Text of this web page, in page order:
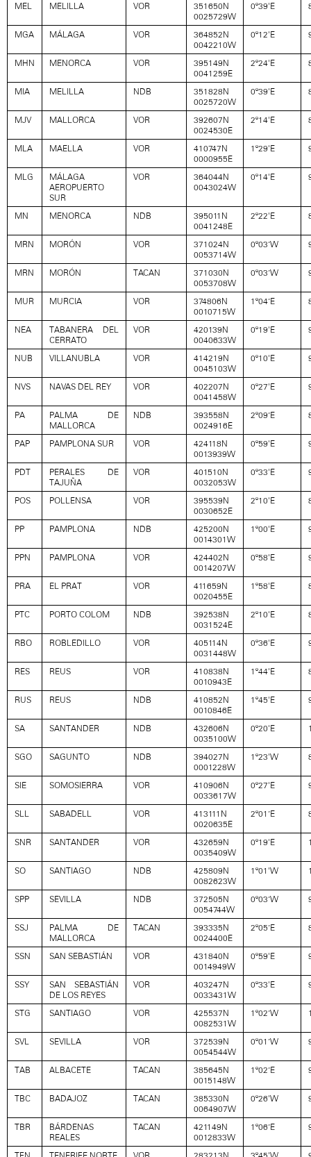
MEL MELILLA VOR
351650N
0025729W
0º39'E
MGA MÁLAGA VOR
364852N
0042210W
0º12'E
MHN MENORCA VOR
395149N
0041259E
2º24'E
MIA MELILLA NDB
351828N
0025720W
0º39'E
MJV MALLORCA VOR
392607N
0024530E
2º14'E
MLA MAELLA VOR
410747N
0000955E
1º29'E
MLG
MÁLAGA
AEROPUERTO
SUR
VOR
364044N
0043024W
0º14'E
MN MENORCA NDB
395011N
0041248E
2º22'E
MRN MORÓN VOR
371024N
0053714W
0º03’W
MRN MORÓN TACAN
371030N
0053708W
0º03’W
MUR MURCIA VOR
374806N
0010715W
1º04’E
NEA
TABANERA DEL
CERRATO
VOR
420139N
0040633W
0º19'E
NUB VILLANUBLA VOR
414219N
0045103W
0º10'E
NVS NAVAS DEL REY VOR
402207N
0041458W
0º27'E
PA
PALMA DE
MALLORCA
NDB
393558N
0024916E
2º09’E
PAP PAMPLONA SUR VOR
424118N
0013939W
0º59'E
PDT
PERALES DE
TAJUÑA
VOR
401510N
0032053W
0º33'E
POS POLLENSA VOR
395539N
0030652E
2º10'E
PP PAMPLONA NDB
425200N
0014301W
1º00'E
PPN PAMPLONA VOR
424402N
0014207W
0º58'E
PRA EL PRAT VOR
411659N
0020455E
1º58'E
PTC PORTO COLOM NDB
392538N
0031524E
2º10'E
RBO ROBLEDILLO VOR
405114N
0031448W
0º36'E
RES REUS VOR
410838N
0010943E
1º44'E
RUS REUS NDB
410852N
0010846E
1º45'E
SA SANTANDER NDB
432606N
0035100W
0º20'E
SGO SAGUNTO NDB
394027N
0001228W
1º23'W
SIE SOMOSIERRA VOR
410906N
0033617W
0º27'E
SLL SABADELL VOR
413111N
0020635E
2º01’E
SNR SANTANDER VOR
432659N
0035409W
0º19'E
SO SANTIAGO NDB
425809N
0082623W
1º01'W
SPP SEVILLA NDB
372505N
0054744W
0º03’W
SSJ
PALMA DE
MALLORCA
TACAN
393335N
0024400E
2º05’E
SSN SAN SEBASTIÁN VOR
431840N
0014949W
0º59'E
SSY
SAN SEBASTIÁN
DE LOS REYES
VOR
403247N
0033431W
0º33'E
STG SANTIAGO VOR
425537N
0082531W
1º02’W
SVL SEVILLA VOR
372539N
0054544W
0º01’W
TAB ALBACETE TACAN
385645N
0015148W
1º02’E
TBC BADAJOZ TACAN
385330N
0064907W
0º26'W
TBR
BÁRDENAS
REALES
TACAN
421149N
0012833W
1º06’E